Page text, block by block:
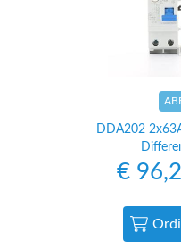
DDA202
€